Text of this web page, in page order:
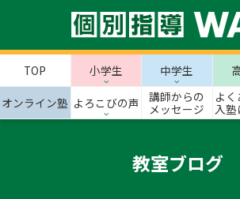
TOP 小学生 中学生
オンライン塾 よろこびの声
講師からの
メッセージ
よ
入
教室ブログ